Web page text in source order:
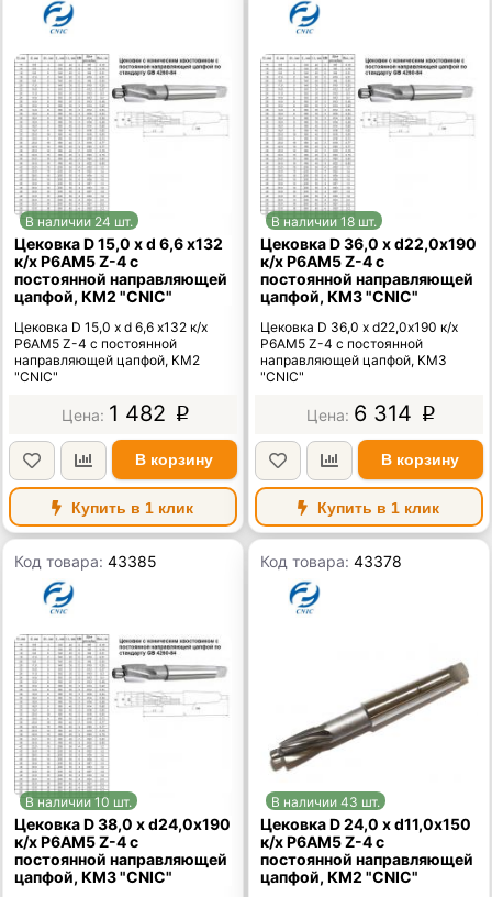
В наличии 24 шт.
Цековка D 15,0 х d 6,6 х132
к/х Р6АМ5 Z-4 с
постоянной направляющей
цапфой, КМ2 "CNIC"
Цековка D 15,0 х d 6,6 х132 к/х
Р6АМ5 Z-4 с постоянной
направляющей цапфой, КМ2
"CNIC"
1 482 p
В корзину
Купить в 1 клик
В наличии 18 шт.
Цековка D 36,0 х d22,0х190
к/х Р6АМ5 Z-4 с
постоянной направляющей
цапфой, КМ3 "CNIC"
Цековка D 36,0 х d22,0х190 к/х
Р6АМ5 Z-4 с постоянной
направляющей цапфой, КМ3
"CNIC"
6 314 p
В корзину
Купить в 1 клик
Код товара:43385
В наличии 10 шт.
Цековка D 38,0 х d24,0х190
к/х Р6АМ5 Z-4 с
постоянной направляющей
цапфой, КМ3 "CNIC"
Код товара:43378
В наличии 43 шт.
Цековка D 24,0 х d11,0х150
к/х Р6АМ5 Z-4 с
постоянной направляющей
цапфой, КМ2 "CNIC"